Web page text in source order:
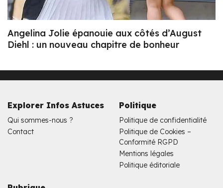
Angelina Jolie épanouie aux côtés d’August
Diehl : un nouveau chapitre de bonheur
Explorer Infos Astuces
Qui sommes-nous ?
Contact
Politique
Politique de confidentialité
Politique de Cookies –
Conformité RGPD
Mentions légales
Politique éditoriale